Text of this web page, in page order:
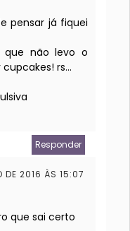
pensar já fiquei
que não levo o
rs...
Responder
DE 2016 ÀS 15:07
que sai certo